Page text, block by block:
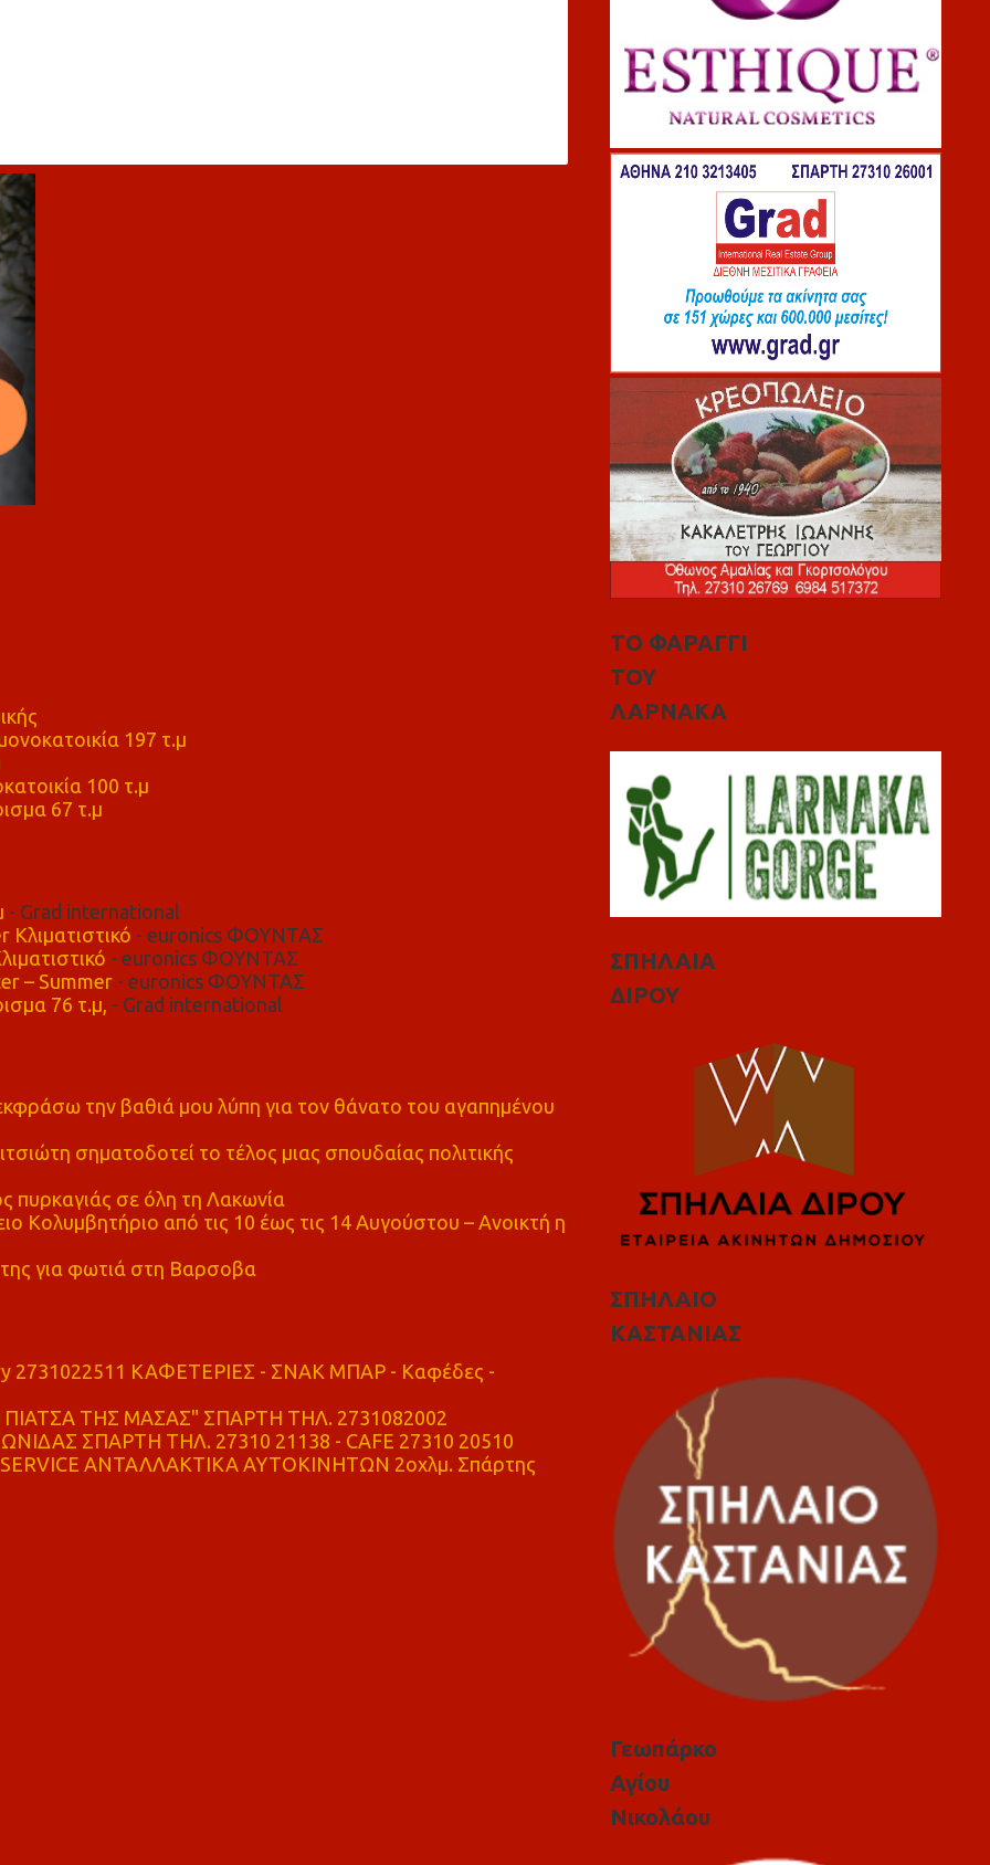
197 τ.μ
100 τ.μ
67 τ.μ
- Grad international
- euronics ΦΟΥΝΤΑΣ
- euronics ΦΟΥΝΤΑΣ
– Summer- euronics ΦΟΥΝΤΑΣ
76 τ.μ, - Grad international
την βαθιά μου λύπη για τον θάνατο του αγαπημένου
σηματοδοτεί το τέλος μιας σπουδαίας πολιτικής
πυρκαγιάς σε όλη τη Λακωνία
Κολυμβητήριο από τις 10 έως τις 14 Αυγούστου – Ανοικτή η
για φωτιά στη Βαρσοβα
2731022511 ΚΑΦΕΤΕΡΙΕΣ - ΣΝΑΚ ΜΠΑΡ - Καφέδες -
ΤΗΣ ΜΑΣΑΣ" ΣΠΑΡΤΗ ΤΗΛ. 2731082002
ΣΠΑΡΤΗ ΤΗΛ. 27310 21138 - CAFE 27310 20510
ΑΝΤΑΛΛΑΚΤΙΚΑ ΑΥΤΟΚΙΝΗΤΩΝ 2οχλμ. Σπάρτης
ΤΟ ΦΑΡΑΓΓΙ
ΤΟΥ
ΛΑΡΝΑΚΑ
ΣΠΗΛΑΙΑ
ΔΙΡΟΥ
ΣΠΗΛΑΙΟ
ΚΑΣΤΑΝΙΑΣ
Γεωπάρκο
Αγίου
Νικολάου